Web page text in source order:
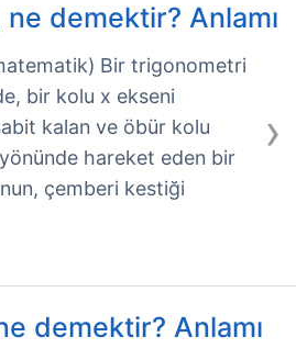
demektir? Anlamı
›
Bir trigonometri
bir kolu x ekseni
kalan ve öbür kolu
hareket eden bir
çemberi kestiği
demektir? Anlamı